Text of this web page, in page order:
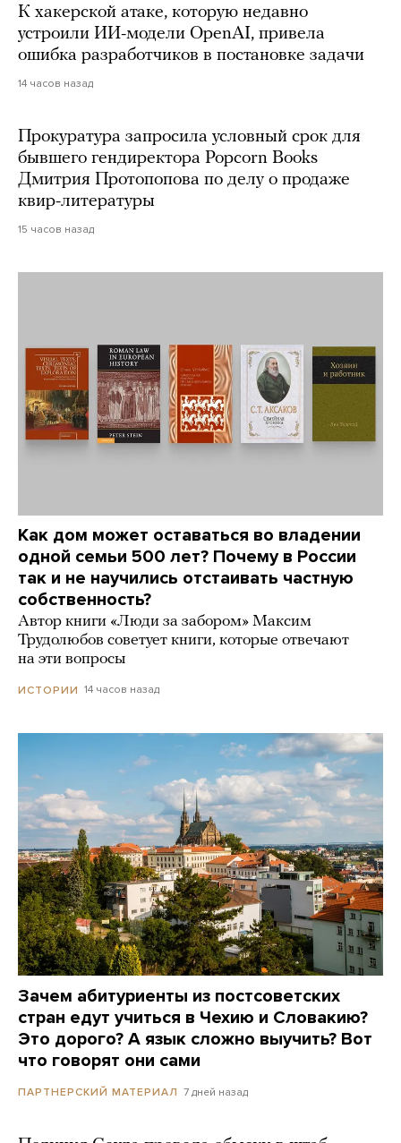
К хакерской атаке, которую недавно
устроили ИИ-модели OpenAI, привела
ошибка разработчиков в постановке задачи
14 часов назад
Прокуратура запросила условный срок для
бывшего гендиректора Popcorn Books
Дмитрия Протопопова по делу о продаже
квир-литературы
15 часов назад
Как дом может оставаться во владении
одной семьи 500 лет? Почему в России
так и не научились отстаивать частную
собственность?
Автор книги «Люди за забором» Максим
Трудолюбов советует книги, которые отвечают
на эти вопросы
ИСТОРИИ 14 часов назад
Зачем абитуриенты из постсоветских
стран едут учиться в Чехию и Словакию?
Это дорого? А язык сложно выучить? Вот
что говорят они сами
ПАРТНЕРСКИЙ МАТЕРИАЛ 7 дней назад